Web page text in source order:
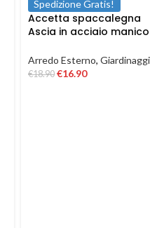
Spedizione Gratis!
Accetta spaccalegna
Ascia in acciaio manico
600 1500 gr
Arredo Esterno,
€18.90 €16.90